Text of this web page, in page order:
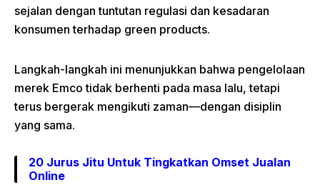
sejalan dengan tuntutan regulasi dan kesadaran
konsumen terhadap green products.
Langkah-langkah ini menunjukkan bahwa pengelolaan
merek Emco tidak berhenti pada masa lalu, tetapi
terus bergerak mengikuti zaman—dengan disiplin
yang sama.
20 Jurus Jitu Untuk Tingkatkan Omset Jualan
Online